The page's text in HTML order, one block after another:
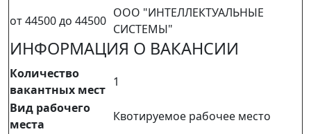
от 44500 до 44500
ООО "ИНТЕЛЛЕКТУАЛЬНЫЕ
СИСТЕМЫ"
ИНФОРМАЦИЯ О ВАКАНСИИ
Количество
вакантных мест
1
Вид рабочего
места
Квотируемое рабочее место